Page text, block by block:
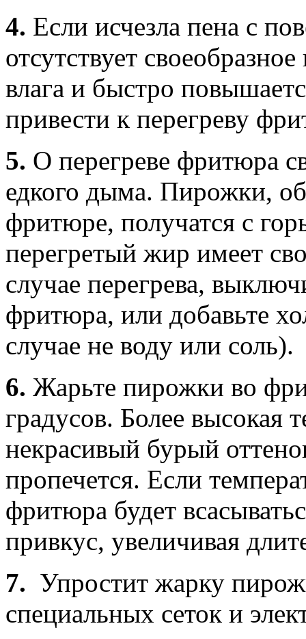
4. Если исчезла пена с
отсутствует
влага и быстро
привести к перегреву
5. О перегреве фритюра
едкого дыма. Пирожки,
фритюре, получатся с
перегретый жир имеет
случае перегрева,
фритюра, или добавьте
случае не воду или соль).
6. Жарьте пирожки во
градусов. Более высокая
некрасивый бурый
пропечется. Если
фритюра будет
привкус, увеличивая
7. Упростит жарку
специальных сеток и